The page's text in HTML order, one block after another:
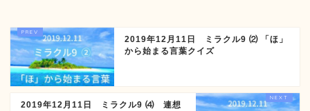
2019年12月11日 ミラクル9 ⑵ 「ほ」
から始まる言葉クイズ
2019年12月11日 ミラクル9 ⑷ 連想